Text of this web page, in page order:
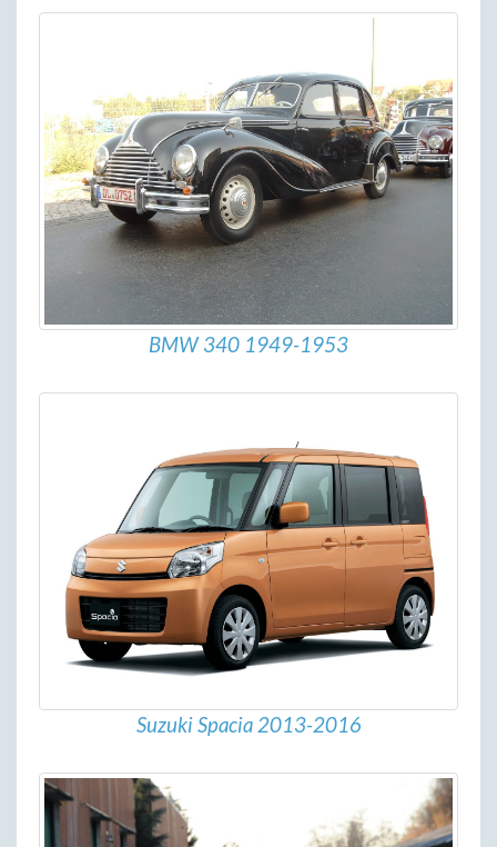
BMW 340 1949-1953
Suzuki Spacia 2013-2016